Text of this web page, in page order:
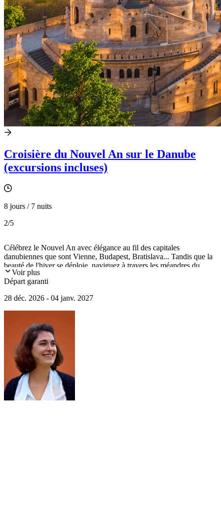
Croisière du Nouvel An sur le Danube
(excursions incluses)
8 jours / 7 nuits
2/5
Célébrez le Nouvel An avec élégance au fil des capitales
danubiennes que sont Vienne, Budapest, Bratislava... Tandis que la
beauté de l'hiver se déploie, naviguez à travers les méandres du
majestueux Danube où histoire et festivités se mêlent habilement à
bord de l'élégant Viva Enjoy 5*. Vous découvrirez les abbayes de
vous profiterez d'un après-midi de détente dans les célèbres bains
Széchenyi.
Voir plus
Départ garanti
28 déc. 2026 - 04 janv. 2027